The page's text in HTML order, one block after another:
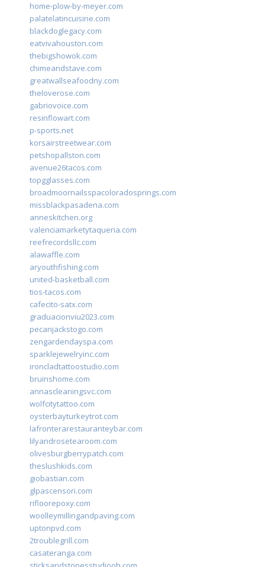
home-plow-by-meyer.com
palatelatincuisine.com
blackdoglegacy.com
eatvivahouston.com
thebigshowok.com
chimeandstave.com
greatwallseafoodny.com
theloverose.com
gabriovoice.com
resinflowart.com
p-sports.net
korsairstreetwear.com
petshopallston.com
avenue26tacos.com
topgglasses.com
broadmoornailsspacoloradosprings.com
missblackpasadena.com
anneskitchen.org
valenciamarketytaqueria.com
reefrecordsllc.com
alawaffle.com
aryouthfishing.com
united-basketball.com
tios-tacos.com
cafecito-satx.com
graduacionviu2023.com
pecanjackstogo.com
zengardendayspa.com
sparklejewelryinc.com
ironcladtattoostudio.com
bruinshome.com
annascleaningsvc.com
wolfcitytattoo.com
oysterbayturkeytrot.com
lafronterarestauranteybar.com
lilyandrosetearoom.com
olivesburgberrypatch.com
theslushkids.com
giobastian.com
glpascensori.com
rifloorepoxy.com
woolleymillingandpaving.com
uptonpvd.com
2troublegrill.com
casateranga.com